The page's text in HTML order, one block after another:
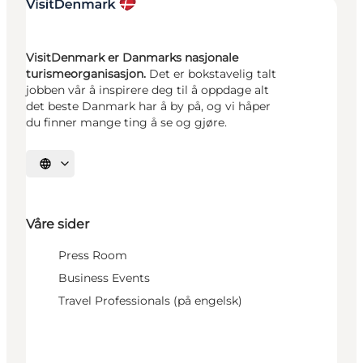
VisitDenmark er Danmarks nasjonale
turismeorganisasjon. Det er bokstavelig talt
jobben vår å inspirere deg til å oppdage alt
det beste Danmark har å by på, og vi håper
du finner mange ting å se og gjøre.
Velg språk
Våre sider
Press Room
Business Events
Travel Professionals (på engelsk)